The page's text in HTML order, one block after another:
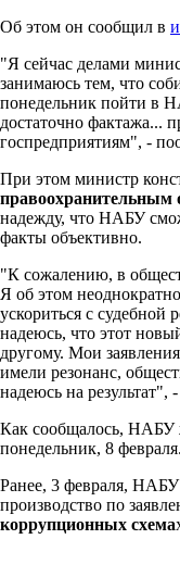
Об этом он сообщил в
"Я сейчас делами
занимаюсь тем, что
понедельник пойти в
достаточно фактажа...
госпредприятиям", -
При этом министр
правоохранительным
надежду, что НАБУ
факты объективно.
"К сожалению, в
Я об этом
ускориться с судебной
надеюсь, что этот
другому. Мои
имели резонанс,
надеюсь на результат",
Как сообщалось, НАБУ
понедельник, 8 февраля.
Ранее, 3 февраля, НАБУ
производство по
коррупционных схема